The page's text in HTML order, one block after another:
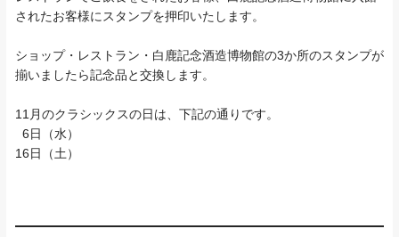
されたお客様にスタンプを押印いたします。
ショップ・レストラン・白鹿記念酒造博物館の3か所のスタンプが
揃いましたら記念品と交換します。
11月のクラシックスの日は、下記の通りです。
6日（水）
16日（土）